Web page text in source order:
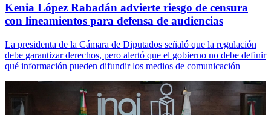
Kenia López Rabadán advierte riesgo de censura
con lineamientos para defensa de audiencias
La presidenta de la Cámara de Diputados señaló que la regulación
debe garantizar derechos, pero alertó que el gobierno no debe definir
qué información pueden difundir los medios de comunicación